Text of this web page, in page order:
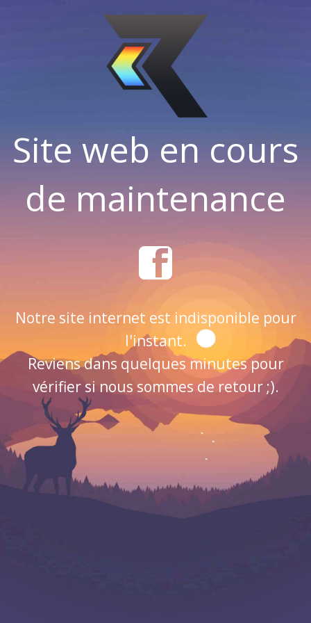
Site web en cours
de maintenance
Notre site internet est indisponible pour
l'instant.
Reviens dans quelques minutes pour
vérifier si nous sommes de retour ;).